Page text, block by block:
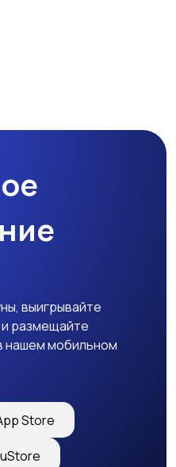
Начало карьеры
выигрывайте
размещайте
нашем мобильном
Store